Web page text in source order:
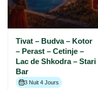
Tivat – Budva – Kotor
– Perast – Cetinje –
Lac de Shkodra – Stari
Bar
3 Nuit 4 Jours